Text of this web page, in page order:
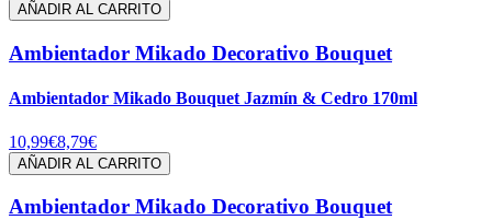
AÑADIR AL CARRITO
Ambientador Mikado Decorativo Bouquet
Ambientador Mikado Bouquet Jazmín & Cedro 170ml
10,99€8,79€
AÑADIR AL CARRITO
Ambientador Mikado Decorativo Bouquet